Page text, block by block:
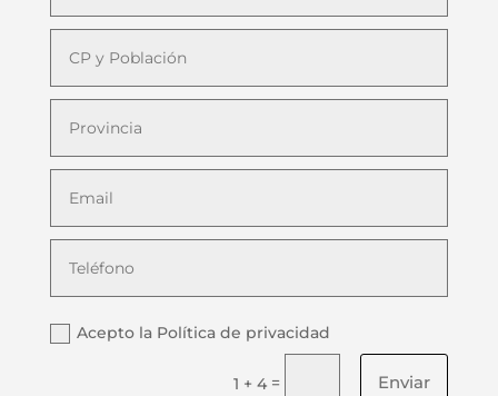
Acepto la Política de privacidad
1 + 4 = Enviar